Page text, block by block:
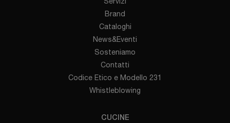
Brand
Cataloghi
News&Eventi
Sosteniamo
Contatti
Codice Etico e Modello 231
Whistleblowing
CUCINE